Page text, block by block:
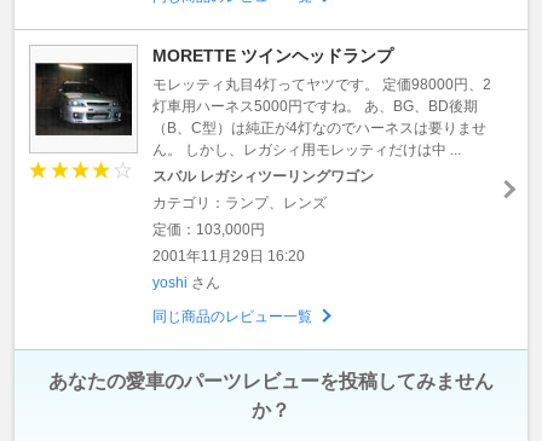
MORETTE ツインヘッドランプ
モレッティ丸目4灯ってヤツです。 定価98000円、2
灯車用ハーネス5000円ですね。 あ、BG、BD後期
（B、C型）は純正が4灯なのでハーネスは要りませ
ん。 しかし、レガシィ用モレッティだけは中 ...
スバル レガシィツーリングワゴン
カテゴリ：ランプ、レンズ
定価：103,000円
2001年11月29日 16:20
yoshi さん
同じ商品のレビュー一覧
あなたの愛車のパーツレビューを投稿してみません
か？